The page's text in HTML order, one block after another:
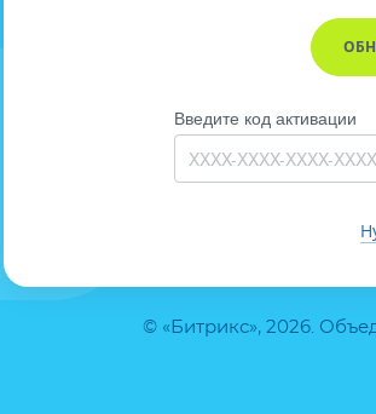
© «Битрикс», 2026.
Введите код активации